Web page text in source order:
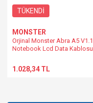
TÜKENDİ
MONSTER
Orjinal Monster Abra A5 V1.1
Notebook Lcd Data Kablosu
1.028,34 TL